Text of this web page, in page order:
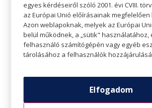
tesszük.
Málnazselé:
50g málna
15g cukor
egyes kérdéseiről szóló 2001. évi CVIII.
az Európai Unió előírásainak megfelelően
Azon weblapoknak, melyek az Európai
belül működnek, a „sütik" használatához,
felhasználó számítógépén vagy egyéb
tárolásához a felhasználók
Elfogadom